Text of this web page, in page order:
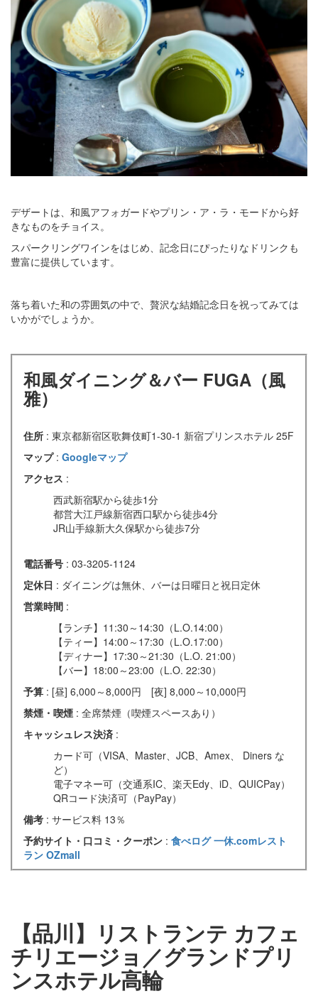
デザートは、和風アフォガードやプリン・ア・ラ・モードから好
きなものをチョイス。
スパークリングワインをはじめ、記念日にぴったりなドリンクも
豊富に提供しています。
落ち着いた和の雰囲気の中で、贅沢な結婚記念日を祝ってみては
いかがでしょうか。
和風ダイニング＆バー FUGA（風
雅）
住所 : 東京都新宿区歌舞伎町1-30-1 新宿プリンスホテル 25F
マップ : Googleマップ
アクセス :
西武新宿駅から徒歩1分
都営大江戸線新宿西口駅から徒歩4分
JR山手線新大久保駅から徒歩7分
電話番号 : 03-3205-1124
定休日 : ダイニングは無休、バーは日曜日と祝日定休
営業時間 :
【ランチ】11:30～14:30（L.O.14:00）
【ティー】14:00～17:30（L.O.17:00）
【ディナー】17:30～21:30（L.O. 21:00）
【バー】18:00～23:00（L.O. 22:30）
予算 : [昼] 6,000～8,000円 [夜] 8,000～10,000円
禁煙・喫煙 : 全席禁煙（喫煙スペースあり）
キャッシュレス決済 :
カード可（VISA、Master、JCB、Amex、 Diners な
ど）
電子マネー可（交通系IC、楽天Edy、iD、QUICPay）
QRコード決済可（PayPay）
備考 : サービス料 13％
予約サイト・口コミ・クーポン : 食べログ一休.comレスト
ラン OZmall
【品川】リストランテ カフェ
チリエージョ／グランドプリ
ンスホテル高輪